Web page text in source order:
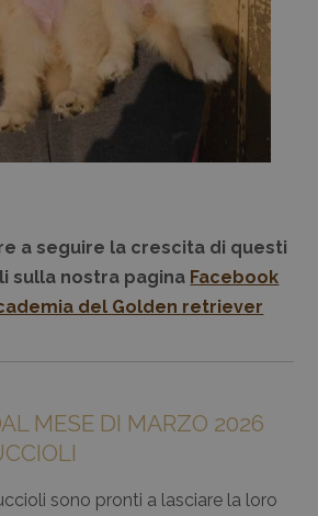
a seguire la crescita di questi
sulla nostra pagina Facebook
del Golden retriever
MESE DI MARZO 2026
sono pronti a lasciare la loro